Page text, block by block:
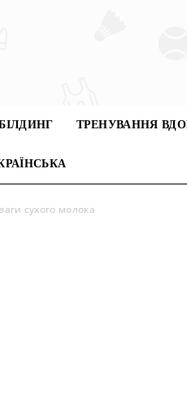
ТРЕНУВАННЯ
сухого молока